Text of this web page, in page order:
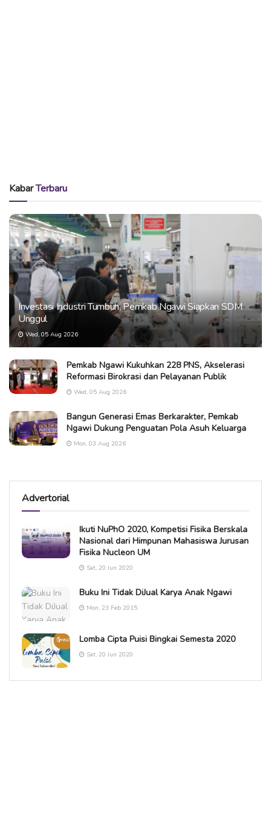
KabarTerbaru
Investasi Industri Tumbuh, Pemkab Ngawi Siapkan SDM
Unggul
Wed, 05 Aug 2026
Pemkab Ngawi Kukuhkan 228 PNS, Akselerasi
Reformasi Birokrasi dan Pelayanan Publik
Wed, 05 Aug 2026
Bangun Generasi Emas Berkarakter, Pemkab
Ngawi Dukung Penguatan Pola Asuh Keluarga
Mon, 03 Aug 2026
Advertorial
Ikuti NuPhO 2020, Kompetisi Fisika Berskala
Nasional dari Himpunan Mahasiswa Jurusan
Fisika Nucleon UM
Sat, 20 Jun 2020
Buku Ini Tidak DiJual Karya Anak Ngawi
Mon, 23 Feb 2015
Lomba Cipta Puisi Bingkai Semesta 2020
Sat, 20 Jun 2020